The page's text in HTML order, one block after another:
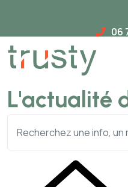
06
L'actualité